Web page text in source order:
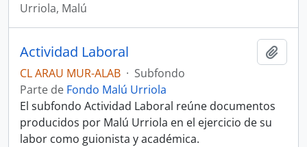
Urriola, Malú
Actividad Laboral
CL ARAU MUR-ALAB · Subfondo
Parte de Fondo Malú Urriola
El subfondo Actividad Laboral reúne documentos
producidos por Malú Urriola en el ejercicio de su
labor como guionista y académica.